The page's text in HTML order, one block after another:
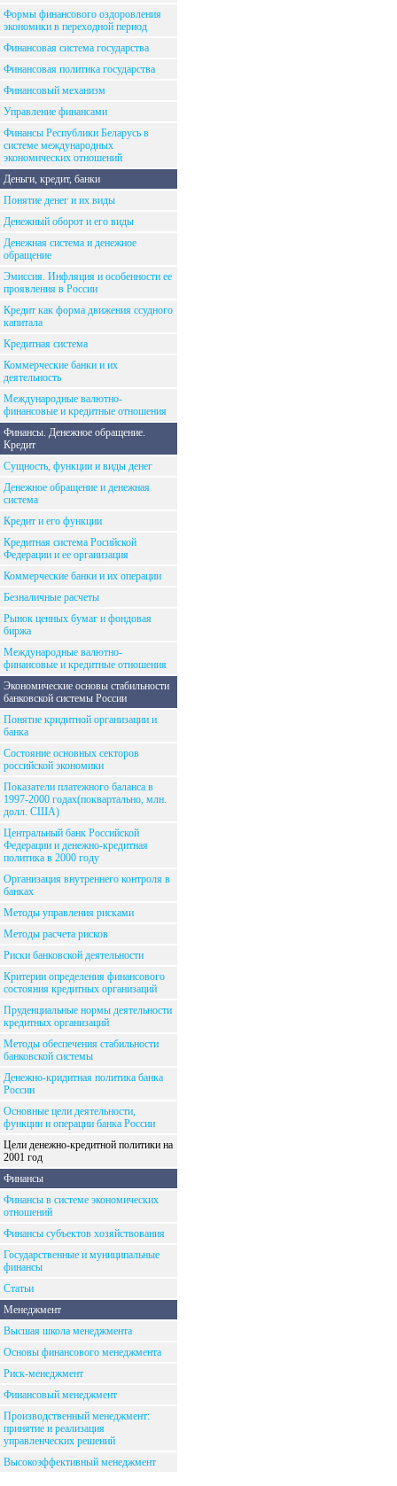
Формы финансового оздоровления
экономики в переходной период
Финансовая система государства
Финансовая политика государства
Финансовый механизм
Управление финансами
Финансы Республики Беларусь в
системе международных
экономических отношений
Деньги, кредит, банки
Понятие денег и их виды
Денежный оборот и его виды
Денежная система и денежное
обращение
Эмиссия. Инфляция и особенности ее
проявления в России
Кредит как форма движения ссудного
капитала
Кредитная система
Коммерческие банки и их
деятельность
Международные валютно-
финансовые и кредитные отношения
Финансы. Денежное обращение.
Кредит
Сущность, функции и виды денег
Денежное обращение и денежная
система
Кредит и его функции
Кредитная система Росийской
Федерации и ее организация
Коммерческие банки и их операции
Безналичные расчеты
Рынок ценных бумаг и фондовая
биржа
Международные валютно-
финансовые и кредитные отношения
Экономические основы стабильности
банковской системы России
Понятие кридитной организации и
банка
Состояние основных секторов
российской экономики
Показатели платежного баланса в
1997-2000 годах(поквартально, млн.
долл. США)
Центральный банк Российской
Федерации и денежно-кредитная
политика в 2000 году
Организация внутреннего контроля в
банках
Методы управления рисками
Методы расчета рисков
Риски банковской деятельности
Критерии определения финансового
состояния кредитных организаций
Пруденциальные нормы деятельности
кредитных организаций
Методы обеспечения стабильности
банковской системы
Денежно-кридитная политика банка
России
Основные цели деятельности,
функции и операции банка России
Цели денежно-кредитной политики на
2001 год
Финансы
Финансы в системе экономических
отношений
Финансы субъектов хозяйствования
Государственные и муниципальные
финансы
Статьи
Менеджмент
Высшая школа менеджмента
Основы финансового менеджмента
Риск-менеджмент
Финансовый менеджмент
Производственный менеджмент:
принятие и реализация
управленческих решений
Высокоэффективный менеджмент